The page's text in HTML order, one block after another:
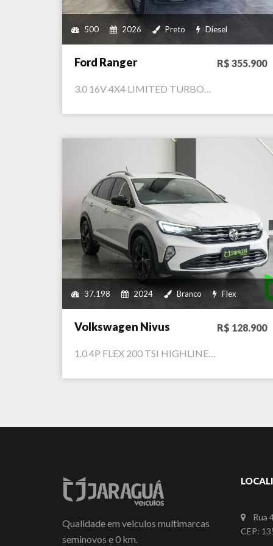
500 2026 Preto Diesel
Ford Ranger R$ 355.900
3.0 16V 4X4 LIMITED TURBO…
37.198 2024 Branco Flex
Volkswagen Nivus R$ 128.900
1.0 4P FLEX 200 TSI HIGHLINE…
Qualidade em veiculos multimarcas
seminovos e 0 km.
Rua
CEP: